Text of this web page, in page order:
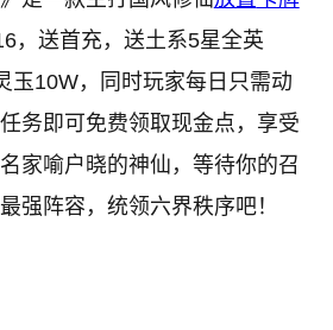
，送首充，送土系5星全英
玉10W，同时玩家每日只需动
务即可免费领取现金点，享受
家喻户晓的神仙，等待你的召
强阵容，统领六界秩序吧！